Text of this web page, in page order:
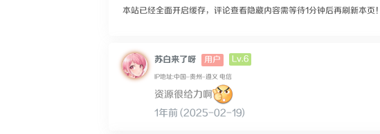
本站已经全面开启缓存，评论查看隐藏内容需等待1分钟后再刷新本页！
苏白来了呀 用户 Lv.6
IP地址:中国–贵州–遵义 电信
资源很给力啊
1年前 (2025-02-19)